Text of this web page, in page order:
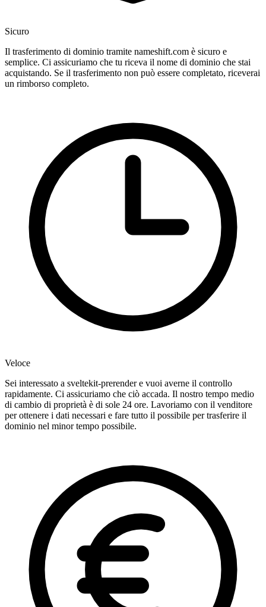
Sicuro
Il trasferimento di dominio tramite nameshift.com è sicuro e
semplice. Ci assicuriamo che tu riceva il nome di dominio che stai
acquistando. Se il trasferimento non può essere completato, riceverai
un rimborso completo.
Veloce
Sei interessato a sveltekit-prerender e vuoi averne il controllo
rapidamente. Ci assicuriamo che ciò accada. Il nostro tempo medio
di cambio di proprietà è di sole 24 ore. Lavoriamo con il venditore
per ottenere i dati necessari e fare tutto il possibile per trasferire il
dominio nel minor tempo possibile.